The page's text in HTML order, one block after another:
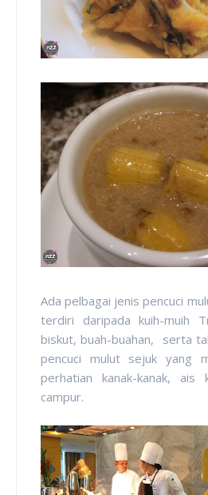
Ada pelbagai jenis pencuci
terdiri daripada kuih-muih
biskut, buah-buahan, serta
pencuci mulut sejuk yang
perhatian kanak-kanak,
campur.